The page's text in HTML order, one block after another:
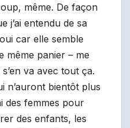
même. De façon
j’ai entendu de sa
car elle semble
même panier – me
va avec tout ça.
n’auront bientôt plus
des femmes pour
des enfants, les